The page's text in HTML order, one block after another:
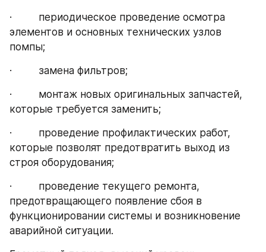
·         периодическое проведение осмотра
элементов и основных технических узлов
помпы;
·         замена фильтров;
·         монтаж новых оригинальных запчастей,
которые требуется заменить;
·         проведение профилактических работ,
которые позволят предотвратить выход из
строя оборудования;
·         проведение текущего ремонта,
предотвращающего появление сбоя в
функционировании системы и возникновение
аварийной ситуации.